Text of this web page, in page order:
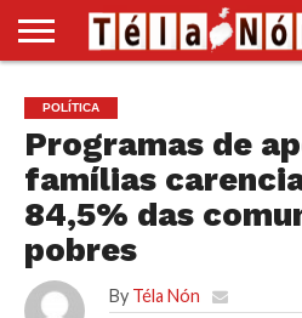
POLÍTICA
ECONOMIA
SOCIEDADE
CULTURA
DESPORTO
SUPLEMENTO
VÍDEOS
ANÚNCIOS
DIVERSOS
POLÍTICA
Programas de
famílias
84,5% das
pobres
By Téla Nón